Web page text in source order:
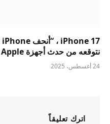
نتوقعه من حدث أجهزة Apple
24 أغسطس، 2025
اترك تعليقاً